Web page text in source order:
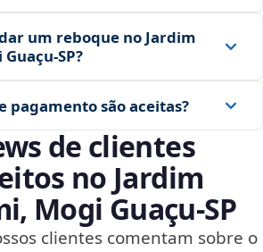
um reboque no Jardim
pagamento são aceitas?
de clientes
no Jardim
Mogi Guaçu‑SP
clientes comentam sobre o